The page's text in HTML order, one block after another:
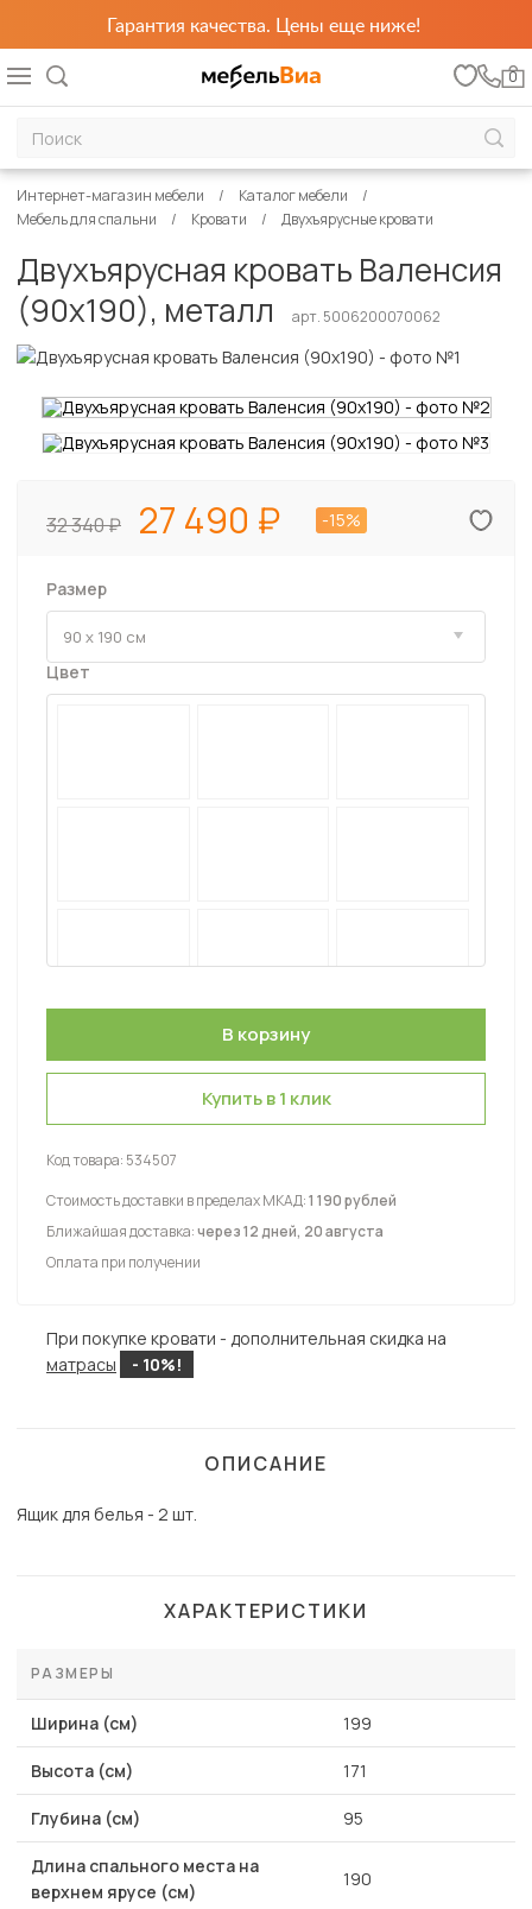
Гарантия качества. Цены еще ниже!
0
Интернет-магазин мебели
Каталог мебели
Мебель для спальни
Кровати Двухъярусные кровати
Двухъярусная кровать Валенсия
(90х190), металл
арт. 5006200070062
32 340 27 490 -15%
Размер
Цвет
Купить в 1 клик
Код товара: 534507
Стоимость доставки в пределах МКАД:1 190 рублей
Ближайшая доставка:через 12 дней, 20 августа
Оплата при получении
При покупке кровати - дополнительная скидка на
матрасы
- 10%!
ОПИСАНИЕ
Ящик для белья - 2 шт.
ХАРАКТЕРИСТИКИ
РАЗМЕРЫ
Ширина (см) 199
Высота (см) 171
Глубина (см) 95
Длина спального места на
верхнем ярусе (см)
190